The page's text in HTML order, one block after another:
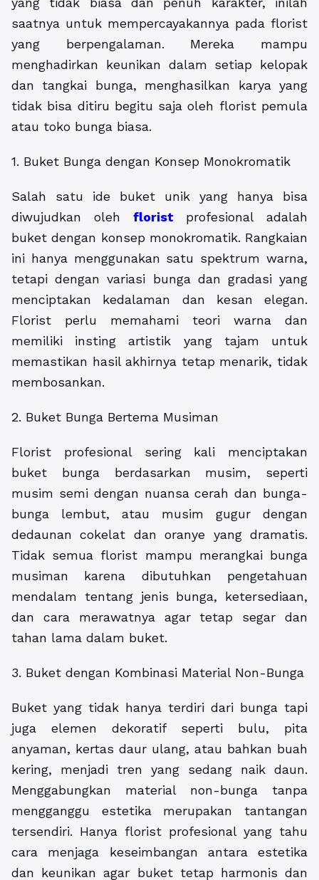
saatnya untuk mempercayakannya pada florist
yang berpengalaman. Mereka mampu
menghadirkan keunikan dalam setiap kelopak
dan tangkai bunga, menghasilkan karya yang
tidak bisa ditiru begitu saja oleh florist pemula
atau toko bunga biasa.
1. Buket Bunga dengan Konsep Monokromatik
Salah satu ide buket unik yang hanya bisa
diwujudkan oleh florist profesional adalah
buket dengan konsep monokromatik. Rangkaian
ini hanya menggunakan satu spektrum warna,
tetapi dengan variasi bunga dan gradasi yang
menciptakan kedalaman dan kesan elegan.
Florist perlu memahami teori warna dan
memiliki insting artistik yang tajam untuk
memastikan hasil akhirnya tetap menarik, tidak
membosankan.
2. Buket Bunga Bertema Musiman
Florist profesional sering kali menciptakan
buket bunga berdasarkan musim, seperti
musim semi dengan nuansa cerah dan bunga-
bunga lembut, atau musim gugur dengan
dedaunan cokelat dan oranye yang dramatis.
Tidak semua florist mampu merangkai bunga
musiman karena dibutuhkan pengetahuan
mendalam tentang jenis bunga, ketersediaan,
dan cara merawatnya agar tetap segar dan
tahan lama dalam buket.
3. Buket dengan Kombinasi Material Non-Bunga
Buket yang tidak hanya terdiri dari bunga tapi
juga elemen dekoratif seperti bulu, pita
anyaman, kertas daur ulang, atau bahkan buah
kering, menjadi tren yang sedang naik daun.
Menggabungkan material non-bunga tanpa
mengganggu estetika merupakan tantangan
tersendiri. Hanya florist profesional yang tahu
cara menjaga keseimbangan antara estetika
dan keunikan agar buket tetap harmonis dan